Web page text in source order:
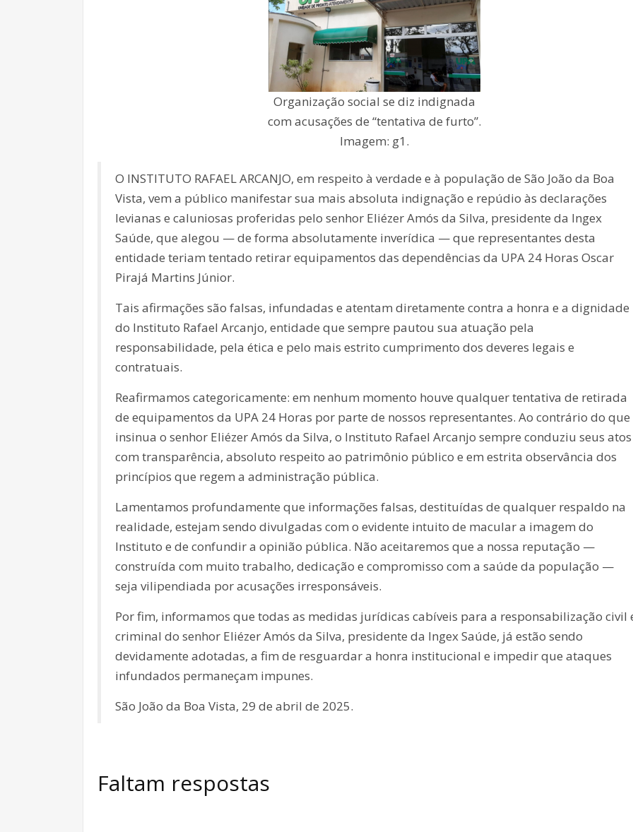
Organização social se diz indignada
com acusações de “tentativa de furto”.
Imagem: g1.
O INSTITUTO RAFAEL ARCANJO, em respeito à verdade e à população de São João da Boa
Vista, vem a público manifestar sua mais absoluta indignação e repúdio às declarações
levianas e caluniosas proferidas pelo senhor Eliézer Amós da Silva, presidente da Ingex
Saúde, que alegou — de forma absolutamente inverídica — que representantes desta
entidade teriam tentado retirar equipamentos das dependências da UPA 24 Horas Oscar
Pirajá Martins Júnior.
Tais afirmações são falsas, infundadas e atentam diretamente contra a honra e a dignidade
do Instituto Rafael Arcanjo, entidade que sempre pautou sua atuação pela
responsabilidade, pela ética e pelo mais estrito cumprimento dos deveres legais e
contratuais.
Reafirmamos categoricamente: em nenhum momento houve qualquer tentativa de retirada
de equipamentos da UPA 24 Horas por parte de nossos representantes. Ao contrário do que
insinua o senhor Eliézer Amós da Silva, o Instituto Rafael Arcanjo sempre conduziu seus atos
com transparência, absoluto respeito ao patrimônio público e em estrita observância dos
princípios que regem a administração pública.
Lamentamos profundamente que informações falsas, destituídas de qualquer respaldo na
realidade, estejam sendo divulgadas com o evidente intuito de macular a imagem do
Instituto e de confundir a opinião pública. Não aceitaremos que a nossa reputação —
construída com muito trabalho, dedicação e compromisso com a saúde da população —
seja vilipendiada por acusações irresponsáveis.
Por fim, informamos que todas as medidas jurídicas cabíveis para a responsabilização civil
criminal do senhor Eliézer Amós da Silva, presidente da Ingex Saúde, já estão sendo
devidamente adotadas, a fim de resguardar a honra institucional e impedir que ataques
infundados permaneçam impunes.
São João da Boa Vista, 29 de abril de 2025.
Faltam respostas